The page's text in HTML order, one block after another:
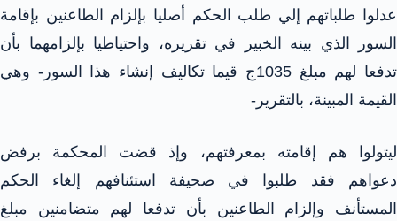
عدلوا طلباتهم إلي طلب الحكم أصليا بإلزام الطاعنين بإقامة
السور الذي بينه الخبير في تقريره، واحتياطيا بإلزامهما بأن
تدفعا لهم مبلغ 1035ج قيما تكاليف إنشاء هذا السور- وهي
القيمة المبينة، بالتقرير-
ليتولوا هم إقامته بمعرفتهم، وإذ قضت المحكمة برفض
دعواهم فقد طلبوا في صحيفة استئنافهم إلغاء الحكم
المستأنف وإلزام الطاعنين بأن تدفعا لهم متضامنين مبلغ